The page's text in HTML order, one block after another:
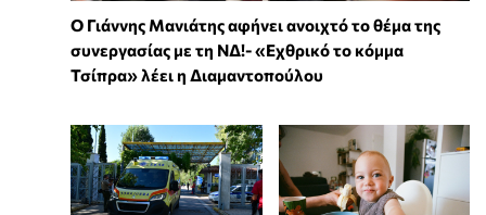
Ο Γιάννης Μανιάτης αφήνει ανοιχτό το θέμα της
συνεργασίας με τη ΝΔ!- «Εχθρικό το κόμμα
Τσίπρα» λέει η Διαμαντοπούλου